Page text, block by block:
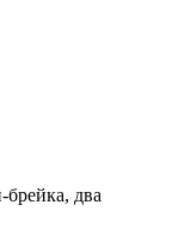
два